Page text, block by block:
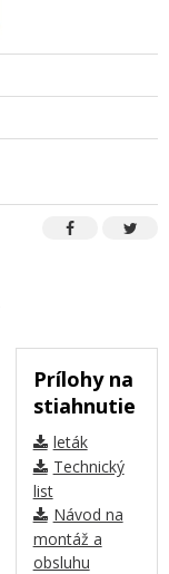
Prílohy na
stiahnutie
leták
Technický
list
Návod na
montáž a
obsluhu